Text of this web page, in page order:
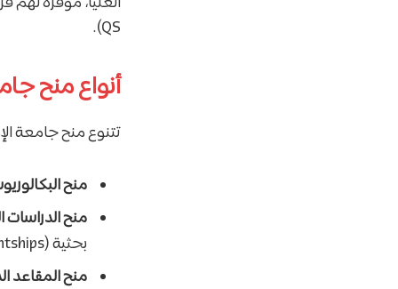
QS).
أنواع منح
تتنوع منح جامعة
منح
منح الدراسات
بحثية (Graduate Assistantships).
منح المقاعد